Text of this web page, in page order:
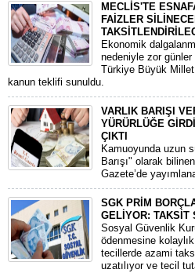
MECLİS'TE
FAİZLER
​Ekonomik
nedeniyle zor
Türkiye Büyük
kanun teklifi sunuldu.
VARLIK BARIŞI
YÜRÜRLÜĞE
ÇIKTI
​Kamuoyunda uzun
Barışı" olarak
Gazete’de
SGK PRİM
GELİYOR: TAKSİT
Sosyal Güvenlik
ödenmesine
tecillerde azami
uzatılıyor ve tecil